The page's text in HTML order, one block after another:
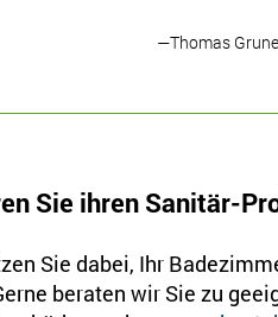
—Thomas
Sie ihren Sanitär-
Sie dabei, Ihr
beraten wir Sie zu